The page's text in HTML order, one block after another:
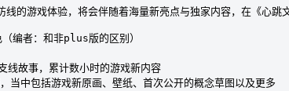
线的游戏体验，将会伴随着海量新亮点与独家内容，在《心
编者：和非plus版的区别）
线故事，累计数小时的游戏新内容
当中包括游戏新原画、壁纸、首次公开的概念草图以及更多